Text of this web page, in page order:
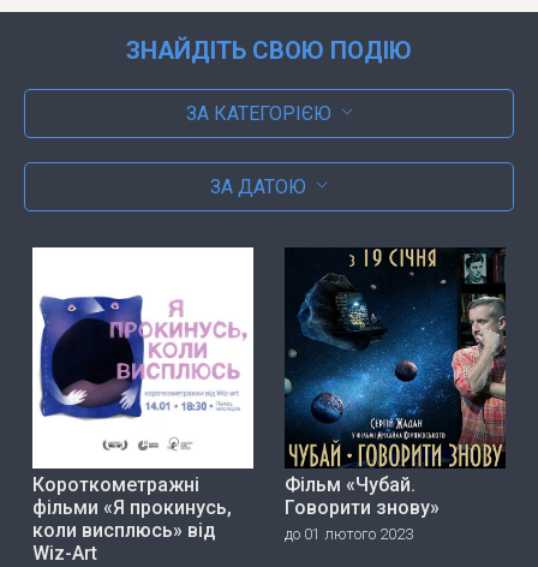
ЗНАЙДІТЬ СВОЮ ПОДІЮ
ЗА КАТЕГОРІЄЮ
ЗА ДАТОЮ
Короткометражні
фільми «Я прокинусь,
коли висплюсь» від
Wiz-Art
Фільм «Чубай.
Говорити знову»
до 01 лютого 2023